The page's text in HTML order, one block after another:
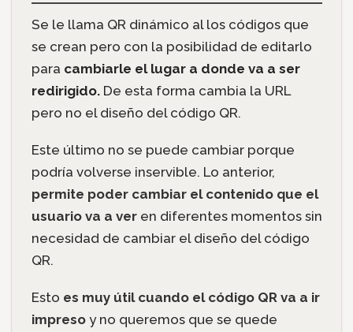
Se le llama QR dinámico al los códigos que
se crean pero con la posibilidad de editarlo
para cambiarle el lugar a donde va a ser
redirigido.De esta forma cambia la URL
pero no el diseño del código QR.
Este último no se puede cambiar porque
podría volverse inservible. Lo anterior,
permite poder cambiar el contenido que el
usuario va a veren diferentes momentos sin
necesidad de cambiar el diseño del código
QR.
Esto es muy útil cuando el código QR va a ir
impresoy no queremos que se quede